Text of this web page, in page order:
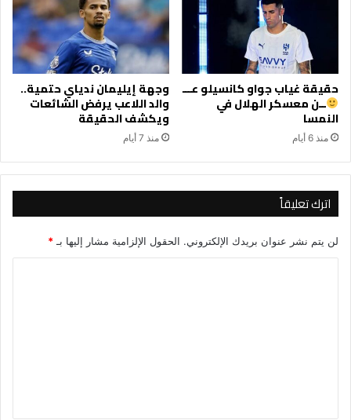
حقيقة غياب جواو كانسيلو عـــ
ــن معسكر الهلال في
النمسا
منذ 6 أيام
وجهة إيليمان ندياي حتمية..
والد اللاعب يرفض الشائعات
ويكشف الحقيقة
منذ 7 أيام
اترك تعليقاً
لن يتم نشر عنوان بريدك الإلكتروني. الحقول الإلزامية مشار إليها بـ *